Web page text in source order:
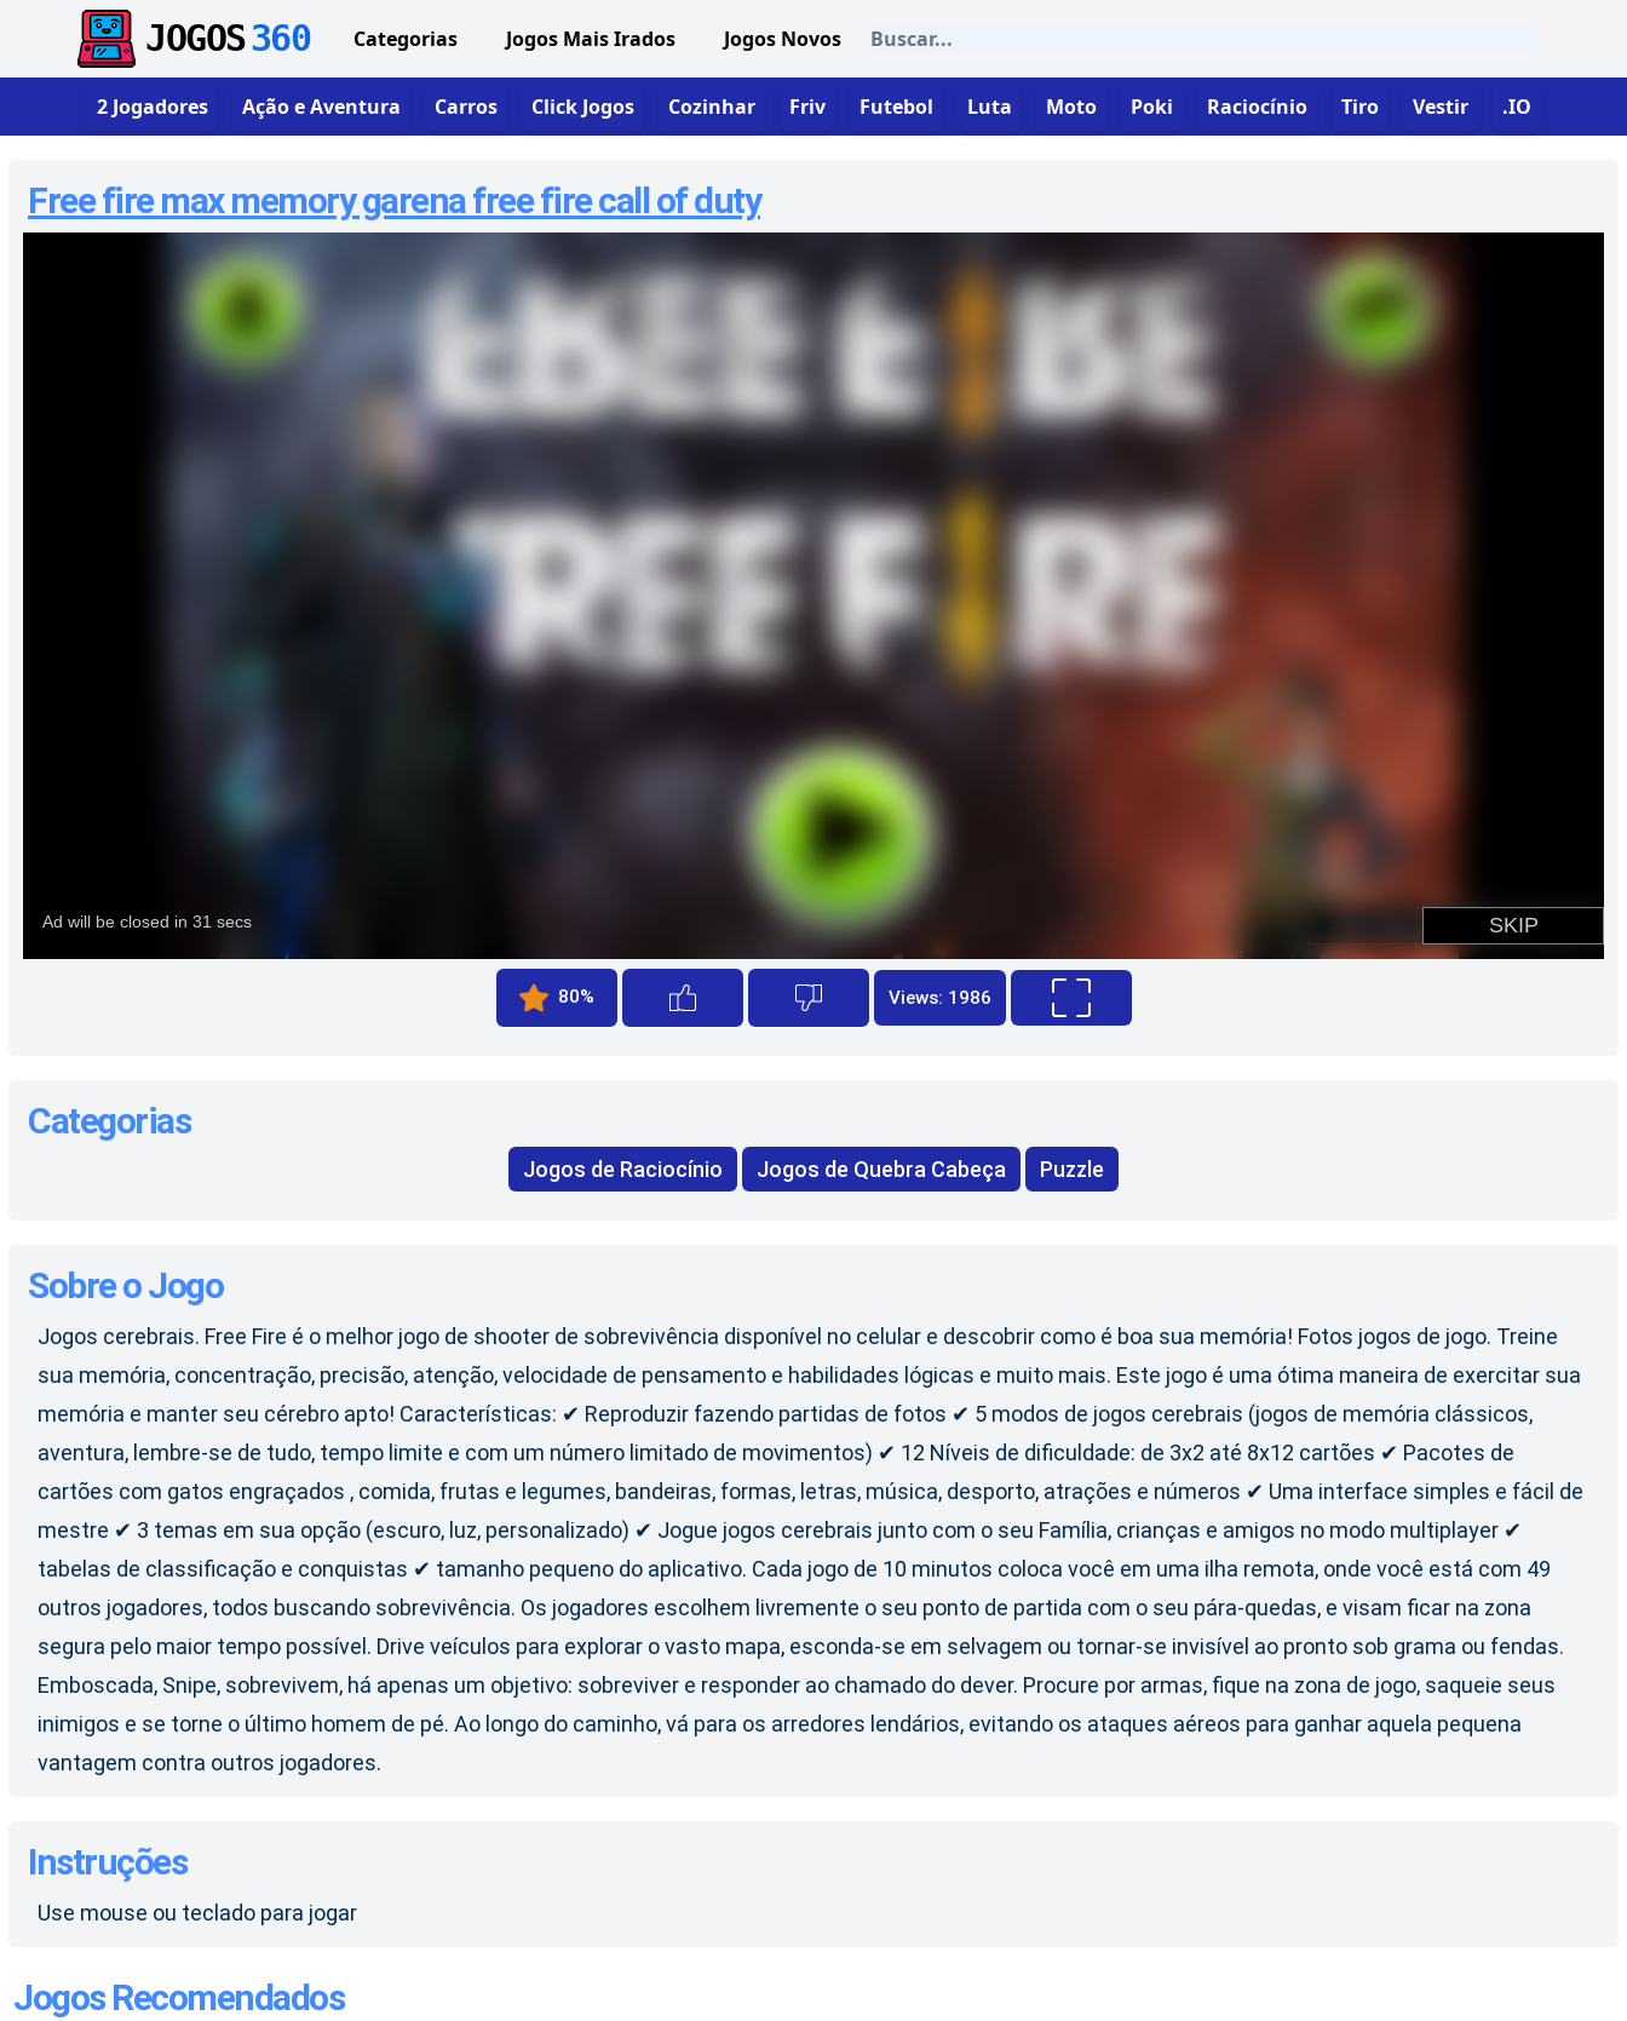
JOGOS360 Categorias Jogos Mais Irados Jogos Novos
2 Jogadores Ação e Aventura Carros Click Jogos Cozinhar Friv Futebol Luta Moto Poki Raciocínio Tiro Vestir .IO
Free fire max memory garena free fire call of duty
80% Views: 1986
Categorias
Jogos de Raciocínio Jogos de Quebra Cabeça Puzzle
Sobre o Jogo
Jogos cerebrais. Free Fire é o melhor jogo de shooter de sobrevivência disponível no celular e descobrir como é boa sua memória! Fotos jogos de jogo. Treine
sua memória, concentração, precisão, atenção, velocidade de pensamento e habilidades lógicas e muito mais. Este jogo é uma ótima maneira de exercitar sua
memória e manter seu cérebro apto! Características: ✔ Reproduzir fazendo partidas de fotos ✔ 5 modos de jogos cerebrais (jogos de memória clássicos,
aventura, lembre-se de tudo, tempo limite e com um número limitado de movimentos) ✔ 12 Níveis de dificuldade: de 3x2 até 8x12 cartões ✔ Pacotes de
cartões com gatos engraçados , comida, frutas e legumes, bandeiras, formas, letras, música, desporto, atrações e números ✔ Uma interface simples e fácil de
mestre ✔ 3 temas em sua opção (escuro, luz, personalizado) ✔ Jogue jogos cerebrais junto com o seu Família, crianças e amigos no modo multiplayer ✔
tabelas de classificação e conquistas ✔ tamanho pequeno do aplicativo. Cada jogo de 10 minutos coloca você em uma ilha remota, onde você está com 49
outros jogadores, todos buscando sobrevivência. Os jogadores escolhem livremente o seu ponto de partida com o seu pára-quedas, e visam ficar na zona
segura pelo maior tempo possível. Drive veículos para explorar o vasto mapa, esconda-se em selvagem ou tornar-se invisível ao pronto sob grama ou fendas.
Emboscada, Snipe, sobrevivem, há apenas um objetivo: sobreviver e responder ao chamado do dever. Procure por armas, fique na zona de jogo, saqueie seus
inimigos e se torne o último homem de pé. Ao longo do caminho, vá para os arredores lendários, evitando os ataques aéreos para ganhar aquela pequena
vantagem contra outros jogadores.
Instruções
Use mouse ou teclado para jogar
Jogos Recomendados